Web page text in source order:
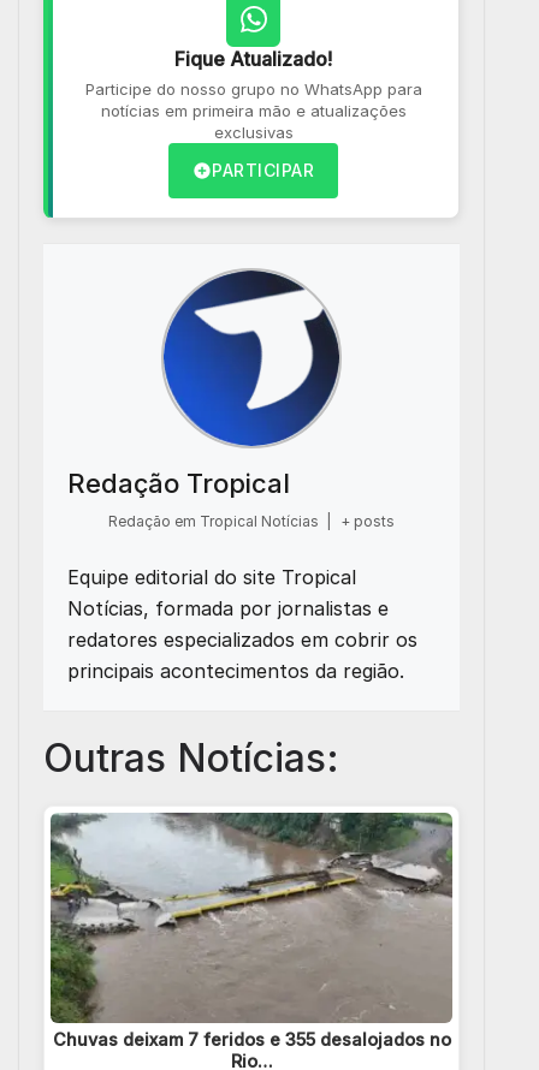
Fique Atualizado!
Participe do nosso grupo no WhatsApp para
notícias em primeira mão e atualizações
exclusivas
PARTICIPAR
Redação Tropical
Redação em Tropical Notícias + posts
Equipe editorial do site Tropical
Notícias, formada por jornalistas e
redatores especializados em cobrir os
principais acontecimentos da região.
Outras Notícias:
Chuvas deixam 7 feridos e 355 desalojados no
Rio…